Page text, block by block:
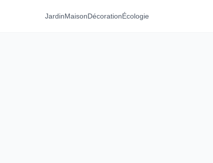
JardinMaisonDécorationÉcologie